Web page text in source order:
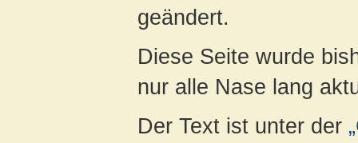
geändert.
Diese Seite wurde
nur alle Nase lang
Der Text ist unter der